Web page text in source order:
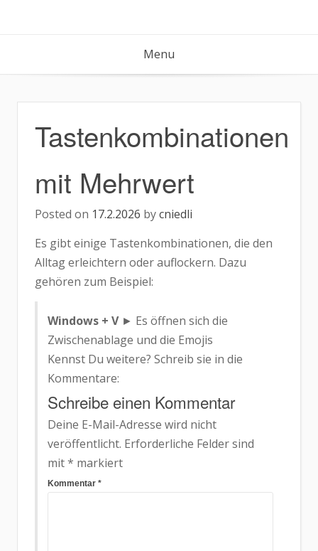
Menu
Tastenkombinationen
mit Mehrwert
Posted on 17.2.2026 bycniedli
Es gibt einige Tastenkombinationen, die den
Alltag erleichtern oder auflockern. Dazu
gehören zum Beispiel:
Windows + V► Es öffnen sich die
Zwischenablage und die Emojis
Kennst Du weitere? Schreib sie in die
Kommentare:
Schreibe einen Kommentar
Deine E-Mail-Adresse wird nicht
veröffentlicht. Erforderliche Felder sind
mit* markiert
Kommentar *